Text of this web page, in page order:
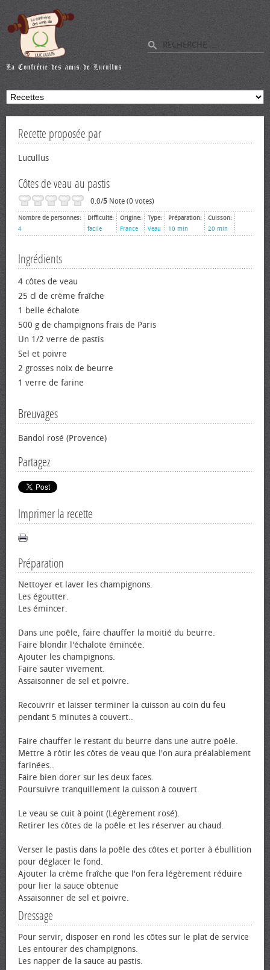
Recette proposée par
Lucullus
Côtes de veau au pastis
0.0/5 Note (0 votes)
Nombre de personnes:
4
Difficulté:
facile
Origine:
France
Type:
Veau
Préparation:
10 min
Cuisson:
20 min
Ingrédients
4 côtes de veau
25 cl de crème fraîche
1 belle échalote
500 g de champignons frais de Paris
Un 1/2 verre de pastis
Sel et poivre
2 grosses noix de beurre
1 verre de farine
Breuvages
Bandol rosé (Provence)
Partagez
Imprimer la recette
Préparation
Nettoyer et laver les champignons.
Les égoutter.
Les émincer.
Dans une poêle, faire chauffer la moitié du beurre.
Faire blondir l'échalote émincée.
Ajouter les champignons.
Faire sauter vivement.
Assaisonner de sel et poivre.
Recouvrir et laisser terminer la cuisson au coin du feu
pendant 5 minutes à couvert..
Faire chauffer le restant du beurre dans une autre poêle.
Mettre à rôtir les côtes de veau que l'on aura préalablement
farinées..
Faire bien dorer sur les deux faces.
Poursuivre tranquillement la cuisson à couvert.
Le veau se cuit à point (Légèrement rosé).
Retirer les côtes de la poêle et les réserver au chaud.
Verser le pastis dans la poêle des côtes et porter à ébullition
pour déglacer le fond.
Ajouter la crème fraîche que l'on fera légèrement réduire
pour lier la sauce obtenue
Assaisonner de sel et poivre.
Dressage
Pour servir, disposer en rond les côtes sur le plat de service
Les entourer des champignons.
Les napper de la sauce au pastis.